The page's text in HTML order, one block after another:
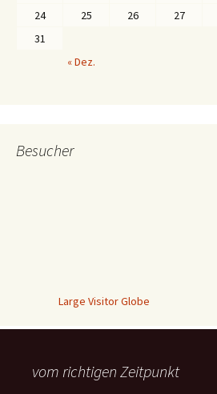
24
25 26 27
31
« Dez.
Besucher
Large Visitor Globe
vom richtigen Zeitpunkt